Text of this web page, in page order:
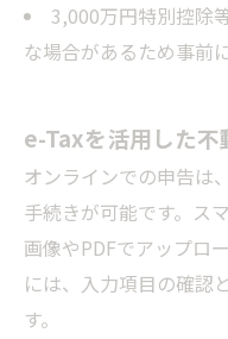
3,000万円特別控除
な場合があるため事前
e-Taxを活用した不
オンラインでの申告は
手続きが可能です。ス
画像やPDFでアップロ
には、入力項目の確認
す。